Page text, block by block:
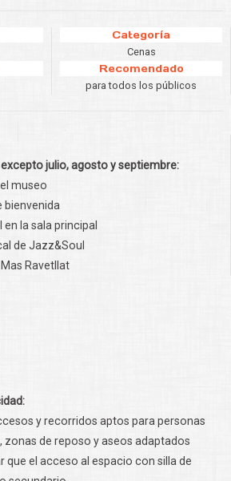
Categoría
Cenas
Recomendado
para todos los públicos
julio, agosto y septiembre:
museo
bienvenida
la sala principal
de Jazz&Soul
Ravetllat
y recorridos aptos para personas
de reposo y aseos adaptados
que el acceso al espacio con silla de